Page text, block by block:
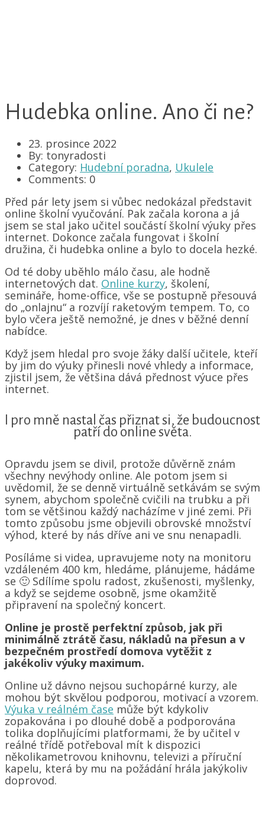
Hudebka online. Ano či ne?
23. prosince 2022
By: tonyradosti
Category: Hudební poradna, Ukulele
Comments: 0
Před pár lety jsem si vůbec nedokázal představit
online školní vyučování. Pak začala korona a já
jsem se stal jako učitel součástí školní výuky přes
internet. Dokonce začala fungovat i školní
družina, či hudebka online a bylo to docela hezké.
Od té doby uběhlo málo času, ale hodně
internetových dat. Online kurzy, školení,
semináře, home-office, vše se postupně přesouvá
do „onlajnu“ a rozvíjí raketovým tempem. To, co
bylo včera ještě nemožné, je dnes v běžné denní
nabídce.
Když jsem hledal pro svoje žáky další učitele, kteří
by jim do výuky přinesli nové vhledy a informace,
zjistil jsem, že většina dává přednost výuce přes
internet.
I pro mně nastal čas přiznat si, že budoucnost
patří do online světa.
Opravdu jsem se divil, protože důvěrně znám
všechny nevýhody online. Ale potom jsem si
uvědomil, že se denně virtuálně setkávám se svým
synem, abychom společně cvičili na trubku a při
tom se většinou každý nacházíme v jiné zemi. Při
tomto způsobu jsme objevili obrovské množství
výhod, které by nás dříve ani ve snu nenapadli.
Posíláme si videa, upravujeme noty na monitoru
vzdáleném 400 km, hledáme, plánujeme, hádáme
se 🙂 Sdílíme spolu radost, zkušenosti, myšlenky,
a když se sejdeme osobně, jsme okamžitě
připravení na společný koncert.
Online je prostě perfektní způsob, jak při
minimálně ztrátě času, nákladů na přesun a v
bezpečném prostředí domova vytěžit z
jakékoliv výuky maximum.
Online už dávno nejsou suchopárné kurzy, ale
mohou být skvělou podporou, motivací a vzorem.
Výuka v reálném čase může být kdykoliv
zopakována i po dlouhé době a podporována
tolika doplňujícími platformami, že by učitel v
reálné třídě potřeboval mít k dispozici
několikametrovou knihovnu, televizi a příruční
kapelu, která by mu na požádání hrála jakýkoliv
doprovod.